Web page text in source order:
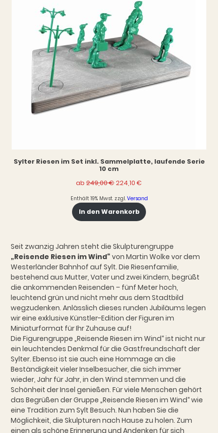
Sylter Riesen im Set inkl. Sammelplatte, laufende Serie
10 cm
ab 249,00€ Ursprünglicher
war:
249,00 €
224,10€
ist:
224,10 €.
Enthält 19% Mwst. zzgl. Versand
In den Warenkorb
Seit zwanzig Jahren steht die Skulpturengruppe
„Reisende Riesen im Wind“ von Martin Wolke vor dem
Westerländer Bahnhof auf Sylt. Die Riesenfamilie,
bestehend aus Mutter, Vater und zwei Kindern, begrüßt
die ankommenden Reisenden – fünf Meter hoch,
leuchtend grün und nicht mehr aus dem Stadtbild
wegzudenken. Anlässlich dieses runden Jubiläums legen
wir eine exklusive Künstler-Edition der Figuren im
Miniaturformat für Ihr Zuhause auf!
Die Figurengruppe „Reisende Riesen im Wind“ ist nicht nur
ein leuchtendes Denkmal für die Gastfreundschaft der
Sylter. Ebenso ist sie auch eine Hommage an die
Beständigkeit vieler Inselbesucher, die sich immer
wieder, Jahr für Jahr, in den Wind stemmen und die
Schönheit der Insel genießen. Für viele Menschen gehört
das Begrüßen der Gruppe „Reisende Riesen im Wind“ wie
eine Tradition zum Sylt Besuch. Nun haben Sie die
Möglichkeit, die Skulpturen nach Hause zu holen. Zum
einen als schöne Erinnerung und Andenken für sich